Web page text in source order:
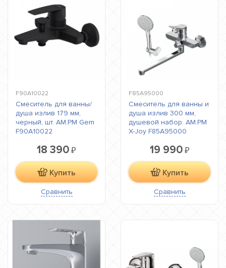
F90A10022
Смеситель для ванны/
душа излив 179 мм,
черный, шт. AM.PM Gem
F90A10022
18 390 ₽
Купить
Сравнить
F85A95000
Смеситель для ванны и
душа излив 300 мм,
душевой набор. AM.PM
X-Joy F85A95000
19 990₽
Купить
Сравнить